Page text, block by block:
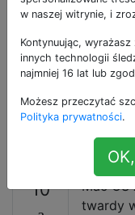
OS X
10
Mac OS
twardy
w naszej witrynie, i
Kontynuując,
innych technologii
najmniej 16 lat lub
Możesz przeczytać
Polityka prywatności.